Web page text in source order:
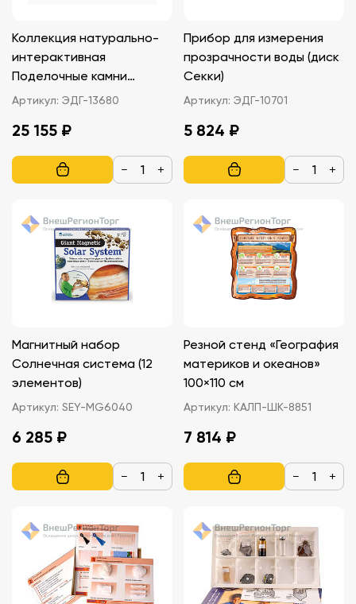
Коллекция натурально-
интерактивная
Поделочные камни
(полированные)
Артикул: ЭДГ-13680
25 155 ₽
− +
Прибор для измерения
прозрачности воды (диск
Секки)
Артикул: ЭДГ-10701
5 824 ₽
− +
Магнитный набор
Солнечная система (12
элементов)
Артикул: SEY-MG6040
6 285 ₽
− +
Резной стенд «География
материков и океанов»
100×110 см
Артикул: КАЛП-ШК-8851
7 814 ₽
− +